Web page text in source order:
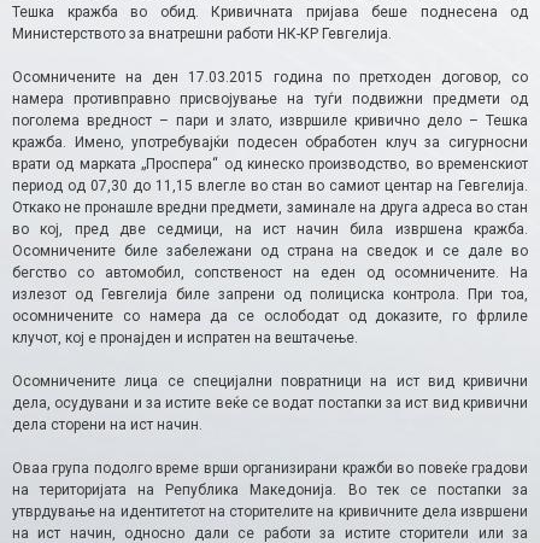
Тешка кражба во обид. Кривичната пријава беше поднесена од
Министерството за внатрешни работи НК-КР Гевгелија.
Осомничените на ден 17.03.2015 година по претходен договор, со
намера противправно присвојување на туѓи подвижни предмети од
поголема вредност – пари и злато, извршиле кривично дело – Тешка
кражба. Имено, употребувајќи подесен обработен клуч за сигурносни
врати од марката „Проспера“ од кинеско производство, во временскиот
период од 07,30 до 11,15 влегле во стан во самиот центар на Гевгелија.
Откако не пронашле вредни предмети, заминале на друга адреса во стан
во кој, пред две седмици, на ист начин била извршена кражба.
Осомничените биле забележани од страна на сведок и се дале во
бегство со автомобил, сопственост на еден од осомничените. На
излезот од Гевгелија биле запрени од полициска контрола. При тоа,
осомничените со намера да се ослободат од доказите, го фрлиле
клучот, кој е пронајден и испратен на вештачење.
Осомничените лица се специјални повратници на ист вид кривични
дела, осудувани и за истите веќе се водат постапки за ист вид кривични
дела сторени на ист начин.
Оваа група подолго време врши организирани кражби во повеќе градови
на територијата на Република Македонија. Во тек се постапки за
утврдување на идентитетот на сторителите на кривичните дела извршени
на ист начин, односно дали се работи за истите сторители или за